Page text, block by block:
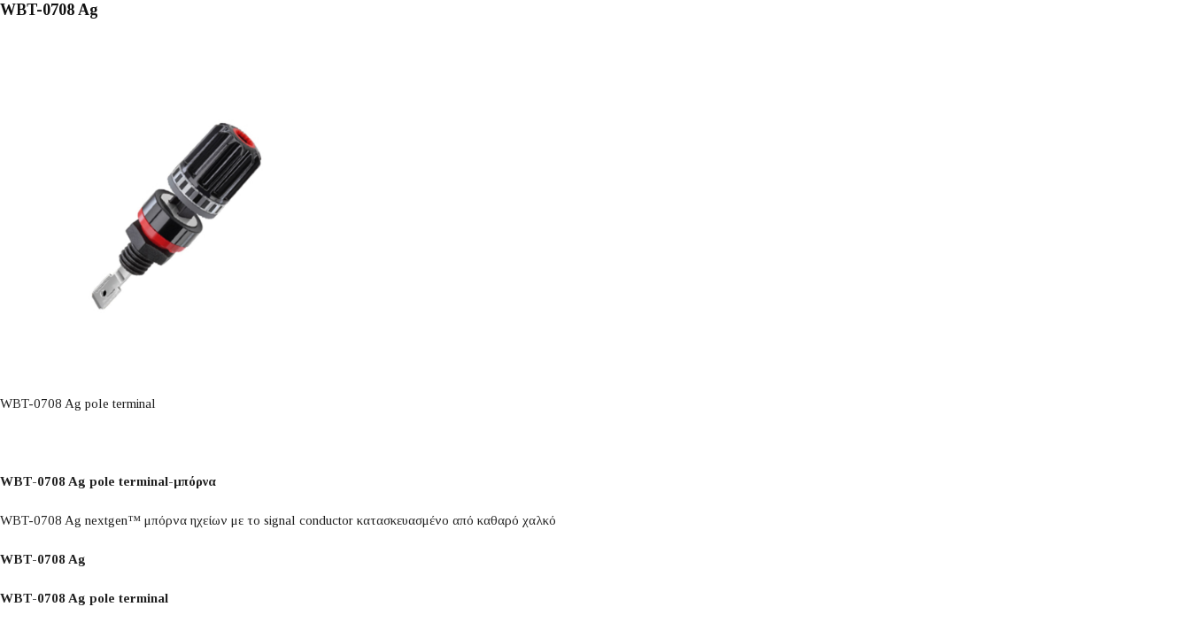
WBT-0708 Ag
WBT-0708 Ag pole terminal
WBT-0708 Ag pole terminal-μπόρνα
WBT-0708 Ag nextgen™ μπόρνα ηχείων με το signal conductor κατασκευασμένο από καθαρό χαλκό
WBT-0708 Ag
WBT-0708 Ag pole terminal